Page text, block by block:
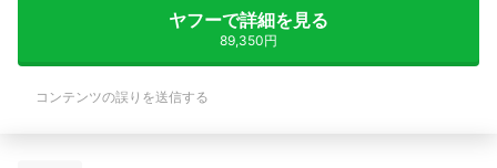
ヤフーで詳細を見る
89,350円
コンテンツの誤りを送信する